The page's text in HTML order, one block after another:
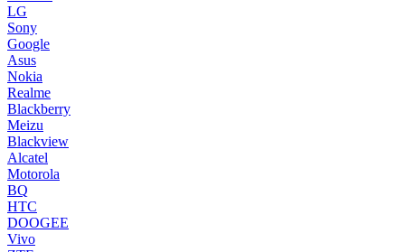
LG
Sony
Google
Asus
Nokia
Realme
Blackberry
Meizu
Blackview
Alcatel
Motorola
BQ
HTC
DOOGEE
Vivo